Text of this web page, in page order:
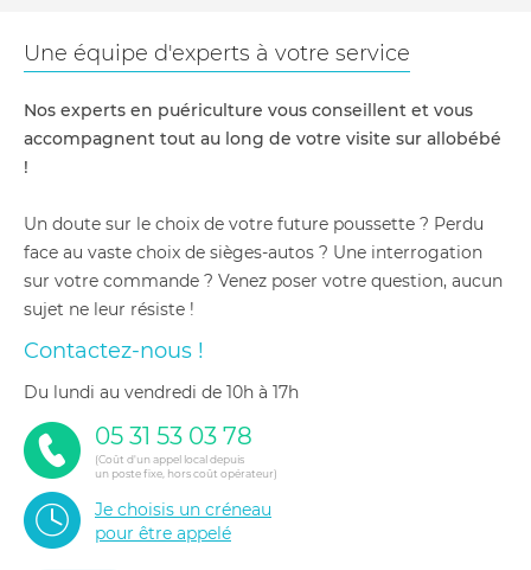
Une équipe d'experts à votre service
Nos experts en puériculture vous conseillent et vous
accompagnent tout au long de votre visite sur allobébé
!
Un doute sur le choix de votre future poussette ? Perdu
face au vaste choix de sièges-autos ? Une interrogation
sur votre commande ? Venez poser votre question, aucun
sujet ne leur résiste !
Contactez-nous !
du lundi au vendredi de 10h à 17h
05 31 53 03 78
(Coût d'un appel local depuis
un poste fixe, hors coût opérateur)
Je choisis un créneau
pour être appelé